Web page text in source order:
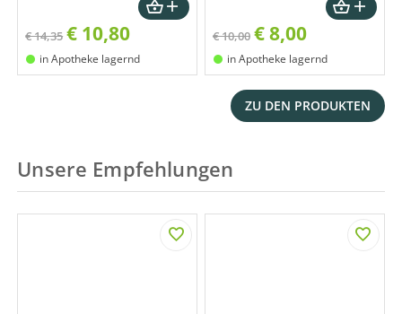
€ 14,35 € 10,80
in Apotheke lagernd
€ 10,00 €8,00
in Apotheke lagernd
ZU DEN PRODUKTEN
Unsere Empfehlungen